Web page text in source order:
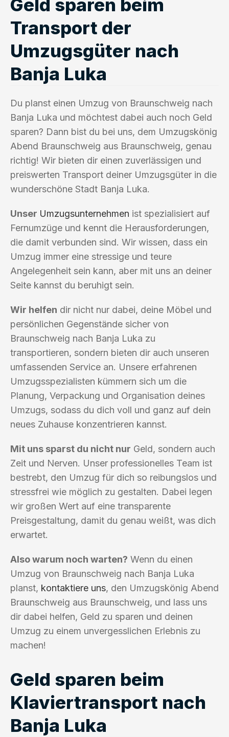
Geld sparen beim
Transport der
Umzugsgüter nach
Banja Luka
Du planst einen Umzug von Braunschweig nach
Banja Luka und möchtest dabei auch noch Geld
sparen? Dann bist du bei uns, dem Umzugskönig
Abend Braunschweig aus Braunschweig, genau
richtig! Wir bieten dir einen zuverlässigen und
preiswerten Transport deiner Umzugsgüter in die
wunderschöne Stadt Banja Luka.
Unser Umzugsunternehmen ist spezialisiert auf
Fernumzüge und kennt die Herausforderungen,
die damit verbunden sind. Wir wissen, dass ein
Umzug immer eine stressige und teure
Angelegenheit sein kann, aber mit uns an deiner
Seite kannst du beruhigt sein.
Wir helfen dir nicht nur dabei, deine Möbel und
persönlichen Gegenstände sicher von
Braunschweig nach Banja Luka zu
transportieren, sondern bieten dir auch unseren
umfassenden Service an. Unsere erfahrenen
Umzugsspezialisten kümmern sich um die
Planung, Verpackung und Organisation deines
Umzugs, sodass du dich voll und ganz auf dein
neues Zuhause konzentrieren kannst.
Mit uns sparst du nicht nur Geld, sondern auch
Zeit und Nerven. Unser professionelles Team ist
bestrebt, den Umzug für dich so reibungslos und
stressfrei wie möglich zu gestalten. Dabei legen
wir großen Wert auf eine transparente
Preisgestaltung, damit du genau weißt, was dich
erwartet.
Also warum noch warten? Wenn du einen
Umzug von Braunschweig nach Banja Luka
planst, kontaktiere uns, den Umzugskönig Abend
Braunschweig aus Braunschweig, und lass uns
dir dabei helfen, Geld zu sparen und deinen
Umzug zu einem unvergesslichen Erlebnis zu
machen!
Geld sparen beim
Klaviertransport nach
Banja Luka